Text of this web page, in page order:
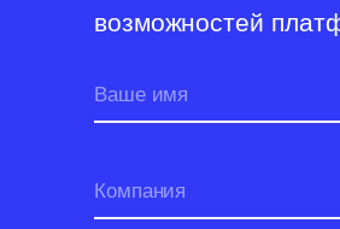
возможностей
Ваше имя
Компания